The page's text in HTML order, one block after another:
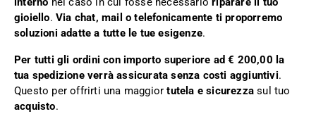
gioiello.Via chat, mail o telefonicamente ti proporremo
soluzioni adatte a tutte le tue esigenze.
Per tutti gli ordini con importo superiore ad € 200,00 la
tua spedizione verrà assicurata senza costi aggiuntivi.
Questo per offrirti una maggiortutela e sicurezza sul tuo
acquisto.